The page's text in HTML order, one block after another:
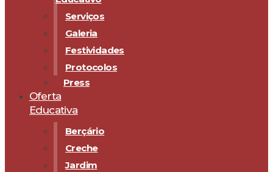
Serviços
Galeria
Festividades
Protocolos
Press
Oferta
Educativa
Berçário
Creche
Jardim